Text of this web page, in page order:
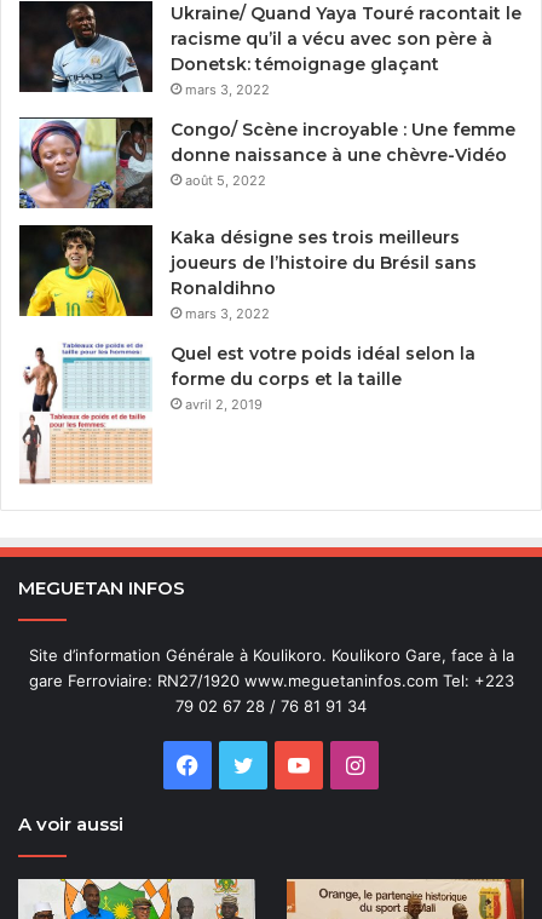
Ukraine/ Quand Yaya Touré racontait le
racisme qu’il a vécu avec son père à
Donetsk: témoignage glaçant
mars 3, 2022
Congo/ Scène incroyable : Une femme
donne naissance à une chèvre-Vidéo
août 5, 2022
Kaka désigne ses trois meilleurs
joueurs de l’histoire du Brésil sans
Ronaldihno
mars 3, 2022
Quel est votre poids idéal selon la
forme du corps et la taille
avril 2, 2019
MEGUETAN INFOS
Site d’information Générale à Koulikoro. Koulikoro Gare, face à la
gare Ferroviaire: RN27/1920 www.meguetaninfos.com Tel: +223
79 02 67 28 / 76 81 91 34
Facebook
Twitter YouTubeInstagram
A voir aussi